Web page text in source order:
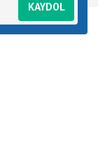
KAYDOL